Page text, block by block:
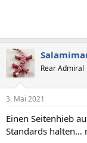
Rear Admiral
3. Mai 2021
Einen Seitenhieb
Standards halten…